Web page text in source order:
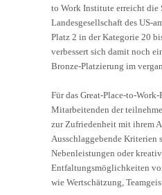
to Work Institute erreicht die
Landesgesellschaft des US-
Platz 2 in der Kategorie 20
verbessert sich damit noch
Bronze-Platzierung im
Für das Great-Place-to-
Mitarbeitenden der
zur Zufriedenheit mit ihrem
Ausschlaggebende Kriterien
Nebenleistungen oder
Entfaltungsmöglichkeiten
wie Wertschätzung,